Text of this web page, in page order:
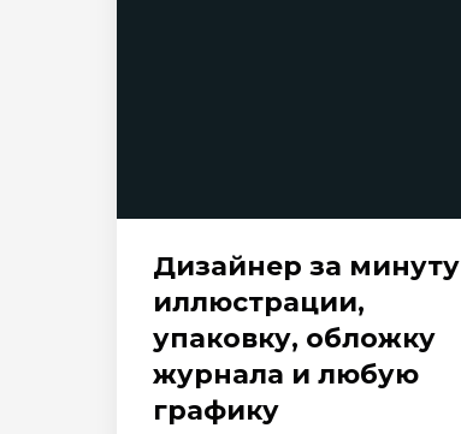
Дизайнер за минуту
иллюстрации,
упаковку, обложку
журнала и любую
графику